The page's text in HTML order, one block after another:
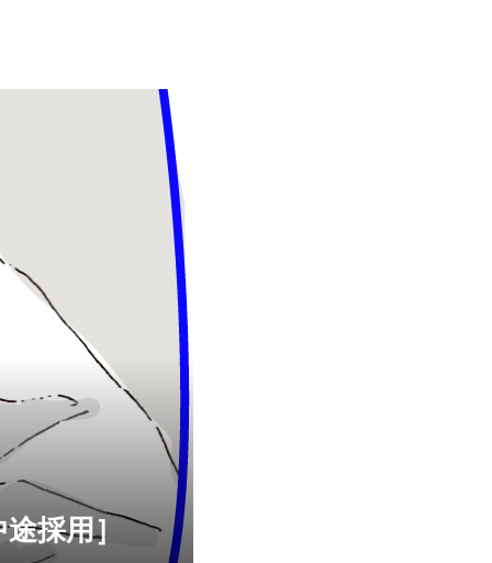
採用］